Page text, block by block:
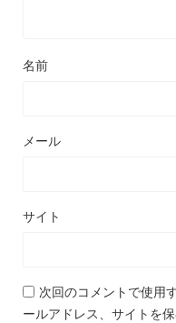
名前
メール
サイト
次回のコメントで使用
ールアドレス、サイトを保